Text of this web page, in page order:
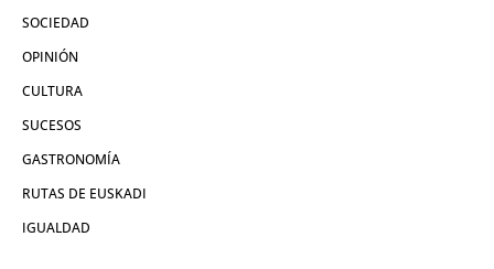
SOCIEDAD
OPINIÓN
CULTURA
SUCESOS
GASTRONOMÍA
RUTAS DE EUSKADI
IGUALDAD